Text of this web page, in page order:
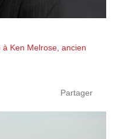
Ken Melrose, ancien
Partager